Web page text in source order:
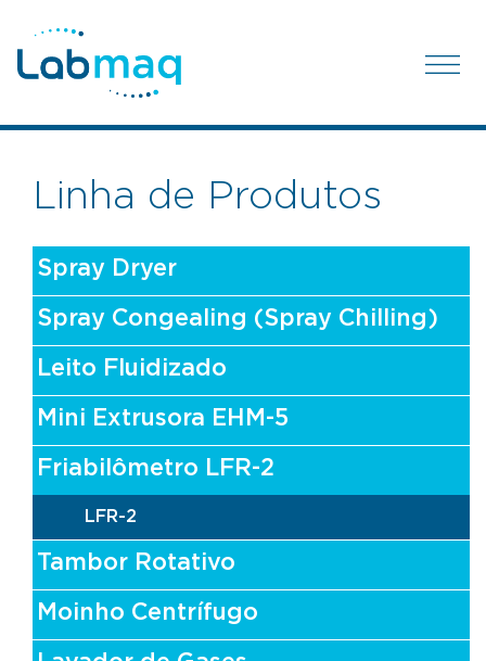
Linha de Produtos
Spray Dryer
Spray Congealing (Spray Chilling)
Leito Fluidizado
Mini Extrusora EHM-5
Friabilômetro LFR-2
LFR-2
Tambor Rotativo
Moinho Centrífugo